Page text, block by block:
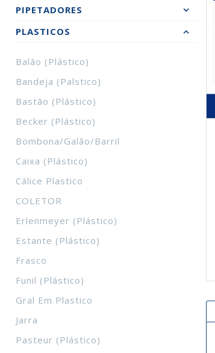
PIPETADORES
PLASTICOS
Balão (plástico)
Bandeja (palstico)
Bastão (plástico)
Becker (plástico)
Bombona/galão/barril
Caixa (plástico)
Cálice Plastico
COLETOR
Erlenmeyer (plástico)
Estante (plástico)
Frasco
Funil (plástico)
Gral Em Plastico
Jarra
Pasteur (plástico)